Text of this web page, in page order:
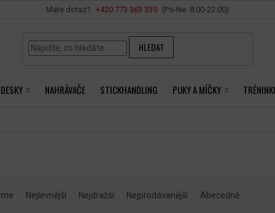
+420 ‭773 363 335
Vše o nákupu
HLEDAT
NAHRÁVAČE STICKHANDLING PUKY A MÍČKY
Nejlevnější Nejdražší Nejprodávanější Abecedně